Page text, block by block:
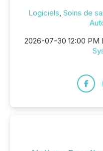
Logiciels, Soins de
2026-07-30 12:00 PM